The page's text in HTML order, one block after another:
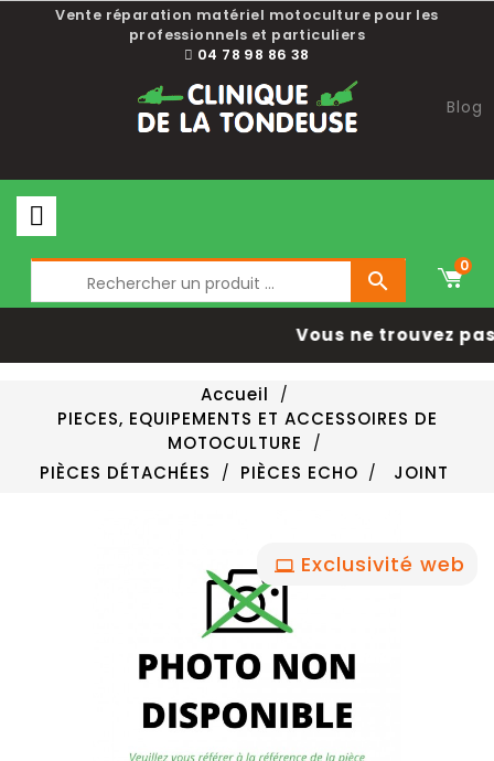
Vente réparation matériel motoculture pour les
professionnels et particuliers
04 78 98 86 38
Blog

0
Vous ne trouvez
Accueil
PIECES, EQUIPEMENTS ET ACCESSOIRES DE
MOTOCULTURE
PIÈCES DÉTACHÉES
PIÈCES ECHO JOINT
Exclusivité web